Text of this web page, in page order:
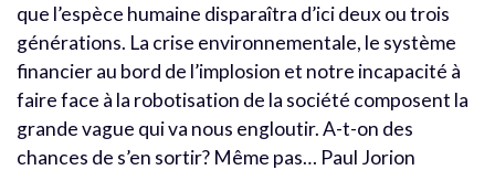
que l’espèce humaine disparaîtra d’ici deux ou trois
générations. La crise environnementale, le système
financier au bord de l’implosion et notre incapacité à
faire face à la robotisation de la société composent la
grande vague qui va nous engloutir. A-t-on des
chances de s’en sortir? Même pas… Paul Jorion